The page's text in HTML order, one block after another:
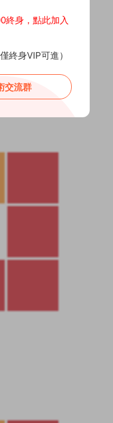
終身，點此加入
終身VIP可進）
交流群